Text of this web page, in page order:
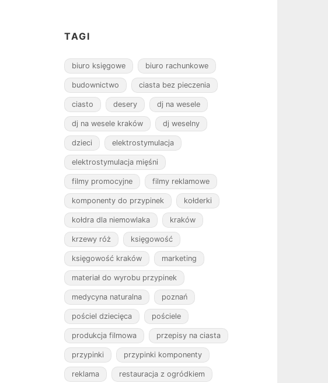
TAGI
biuro księgowe biuro rachunkowe
budownictwo ciasta bez pieczenia
ciasto desery dj na wesele
dj na wesele kraków dj weselny
dzieci elektrostymulacja
elektrostymulacja mięśni
filmy promocyjne filmy reklamowe
komponenty do przypinek kołderki
kołdra dla niemowlaka kraków
krzewy róż księgowość
księgowość kraków marketing
materiał do wyrobu przypinek
medycyna naturalna poznań
pościel dziecięca pościele
produkcja filmowa przepisy na ciasta
przypinki przypinki komponenty
reklama restauracja z ogródkiem